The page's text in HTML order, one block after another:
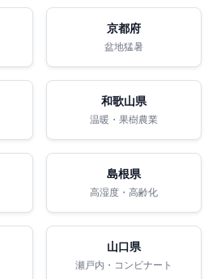
京都府
盆地猛暑
和歌山県
温暖・果樹農業
島根県
高湿度・高齢化
山口県
瀬戸内・コンビナート